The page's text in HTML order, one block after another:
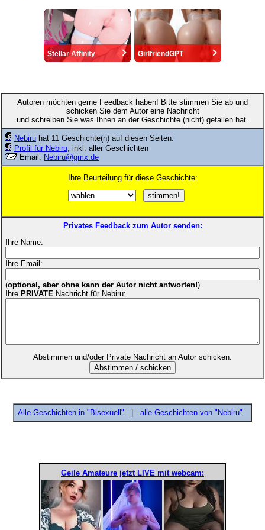
Stellar Affinity GirlfriendGPT
Autoren möchten gerne Feedback haben! Bitte stimmen Sie ab und
schicken Sie dem Autor eine Nachricht
und schreiben Sie was Ihnen an der Geschichte (nicht) gefallen hat.
Nebiru hat 11 Geschichte(n) auf diesen Seiten.
Profil für Nebiru , inkl. aller Geschichten
Email: Nebiru@gmx.de
Ihre Beurteilung für diese Geschichte:
Privates Feedback zum Autor senden:
Ihre Name:
Ihre Email:
(optional, aber ohne kann der Autor nicht antworten!)
Ihre PRIVATE Nachricht für Nebiru:
Abstimmen und/oder Private Nachricht an Autor schicken:
Alle Geschichten in "Bisexuell" alle Geschichten von "Nebiru"
Geile Amateure jetzt LIVE mit webcam: